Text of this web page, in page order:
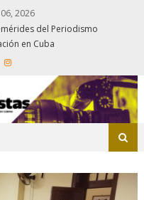
2026
del Periodismo
en Cuba